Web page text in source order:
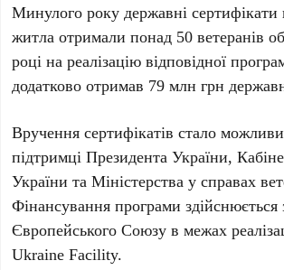
Минулого року державні
житла отримали понад 50 ветеранів
році на реалізацію відповідної
додатково отримав 79 млн грн
Вручення сертифікатів стало
підтримці Президента України,
України та Міністерства у справах
Фінансування програми здійснюється
Європейського Союзу в межах
Ukraine Facility.